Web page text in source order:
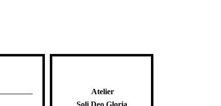
Atelier
Soli Deo Gloria